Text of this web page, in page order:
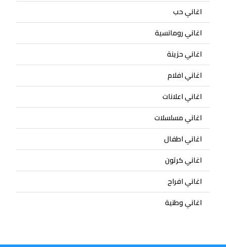
اغاني حب
اغاني رومانسية
اغاني حزينة
اغاني افلام
اغاني اعلانات
اغاني مسلسلات
اغاني اطفال
اغاني كرتون
اغاني افراح
اغاني وطنية